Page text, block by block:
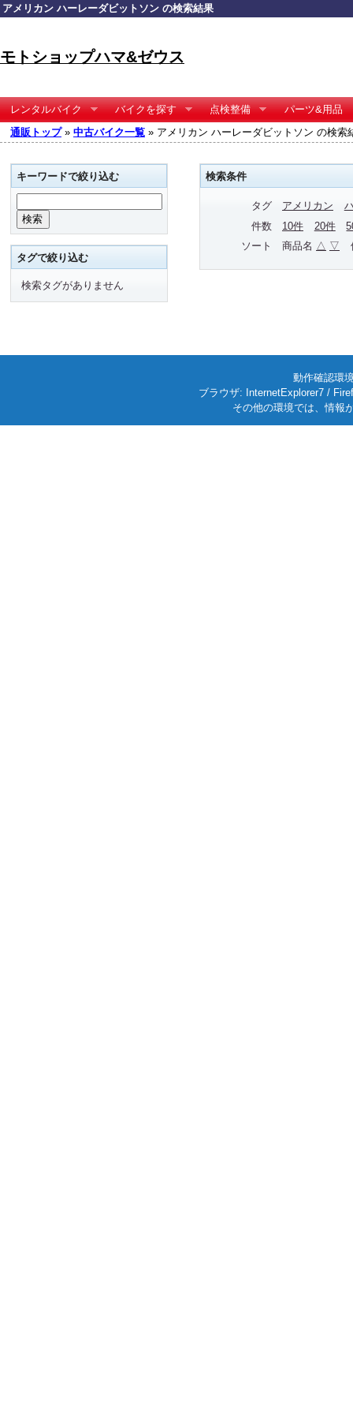
アメリカン ハーレーダビットソン の検索結果
モトショップハマ&ゼウス
レンタルバイク バイクを探す 点検整備
パーツ&用品
通販トップ» 中古バイク一覧 » アメリカン ハーレーダビットソン の検索
検索条件
タグ アメリカン
件数
10件 20件
ソート
商品名 △ ▽
キーワードで絞り込む
タグで絞り込む
検索タグがありません
動作確認環
ブラウザ: InternetExplorer7 /
その他の環境では、情報